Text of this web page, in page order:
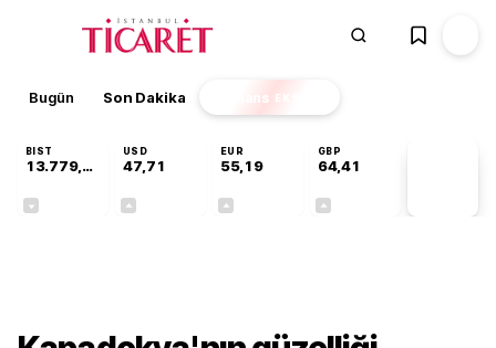
Bugün Son Dakika Finans EKSTRA
BIST
13.779,39
USD
47,71
EUR
55,19
GBP
64,41